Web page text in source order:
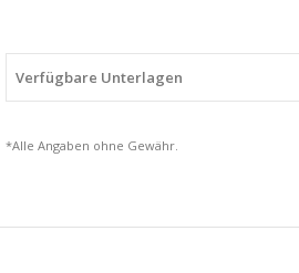
Edelstahl
(INOX),
-
Verfügbare Unterlagen
*Alle Angaben ohne Gewähr.